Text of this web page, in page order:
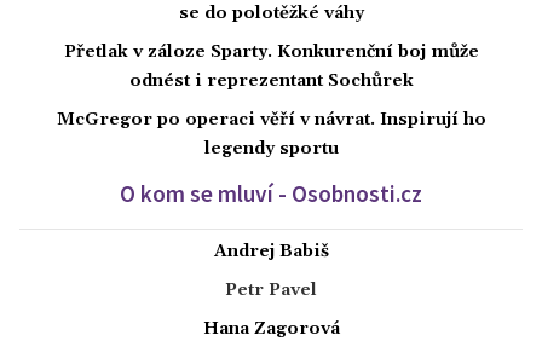
se do polotěžké váhy
Přetlak v záloze Sparty. Konkurenční boj může
odnést i reprezentant Sochůrek
McGregor po operaci věří v návrat. Inspirují ho
legendy sportu
O kom se mluví - Osobnosti.cz
Andrej Babiš
Petr Pavel
Hana Zagorová